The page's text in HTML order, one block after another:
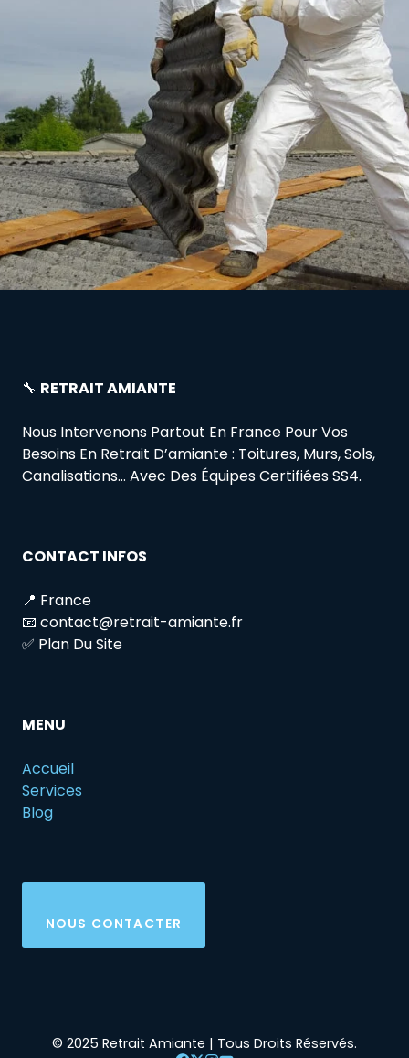
🔧 RETRAIT AMIANTE
Nous Intervenons Partout En France Pour Vos
Besoins En Retrait D’amiante : Toitures, Murs, Sols,
Canalisations… Avec Des Équipes Certifiées SS4.
CONTACT INFOS
📍 France
📧 contact@retrait-amiante.fr
✅ Plan Du Site
MENU
Accueil
Services
Blog
NOUS CONTACTER
© 2025 Retrait Amiante | Tous Droits Réservés.